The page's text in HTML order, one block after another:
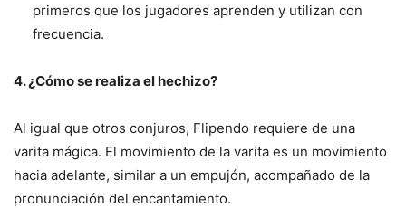
primeros que los jugadores aprenden y utilizan con
frecuencia.
4. ¿Cómo se realiza el hechizo?
Al igual que otros conjuros, Flipendo requiere de una
varita mágica. El movimiento de la varita es un movimiento
hacia adelante, similar a un empujón, acompañado de la
pronunciación del encantamiento.